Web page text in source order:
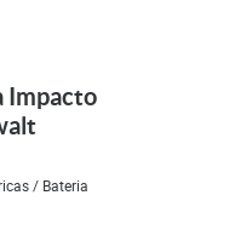
Impacto
/ Bateria